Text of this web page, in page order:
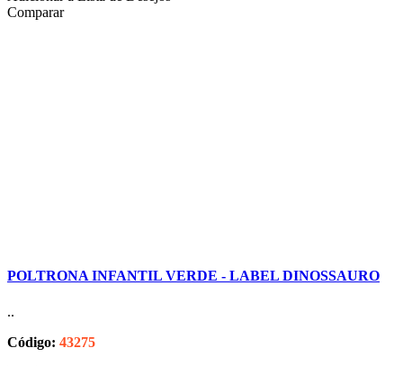
Comparar
POLTRONA INFANTIL VERDE - LABEL DINOSSAURO
..
Código: 43275